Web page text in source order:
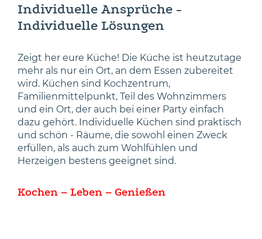
Individuelle Ansprüche -
Individuelle Lösungen
Zeigt her eure Küche! Die Küche ist heutzutage
mehr als nur ein Ort, an dem Essen zubereitet
wird. Küchen sind Kochzentrum,
Familienmittelpunkt, Teil des Wohnzimmers
und ein Ort, der auch bei einer Party einfach
dazu gehört. Individuelle Küchen sind praktisch
und schön - Räume, die sowohl einen Zweck
erfüllen, als auch zum Wohlfühlen und
Herzeigen bestens geeignet sind.
Kochen – Leben – Genießen